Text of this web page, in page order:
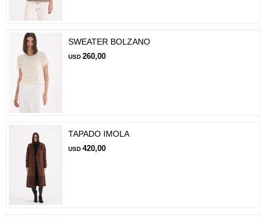
SWEATER BOLZANO
USD 260,00
TAPADO IMOLA
USD 420,00